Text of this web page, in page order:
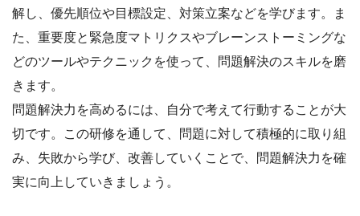
解し、優先順位や目標設定、対策立案などを学びます。ま
た、重要度と緊急度マトリクスやブレーンストーミングな
どのツールやテクニックを使って、問題解決のスキルを磨
きます。
問題解決力を高めるには、自分で考えて行動することが大
切です。この研修を通して、問題に対して積極的に取り組
み、失敗から学び、改善していくことで、問題解決力を確
実に向上していきましょう。